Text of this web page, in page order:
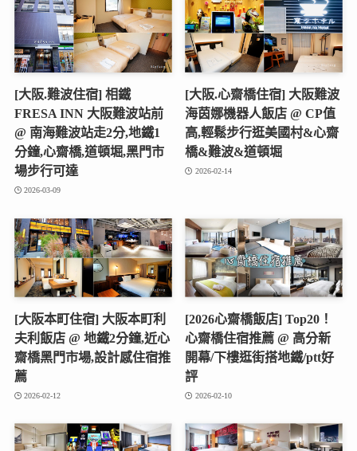
[大阪.難波住宿] 相鐵
FRESA INN 大阪難波站前
@ 南海難波站走2分,地鐵1
分鐘,心齋橋,道頓堀,黑門市
場步行可達
2026-03-09
[大阪.心齋橋住宿] 大阪難波
海茵娜機器人飯店 @ CP值
高,輕鬆步行逛美國村&心齋
橋&難波&道頓堀
2026-02-14
[大阪本町住宿] 大阪本町利
夫利飯店 @ 地鐵2分鐘,近心
齋橋黑門市場,設計感住宿推
薦
2026-02-12
[2026心齋橋飯店] Top20！
心齋橋住宿推薦 @ 高分新
開幕/下樓逛街搭地鐵/ptt好
評
2026-02-10